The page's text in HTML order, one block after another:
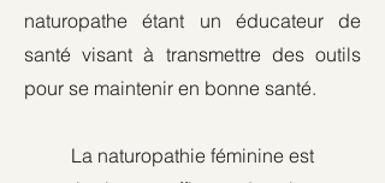
naturopathe étant un éducateur de
santé visant à transmettre des outils
pour se maintenir en bonne santé.
La naturopathie féminine est